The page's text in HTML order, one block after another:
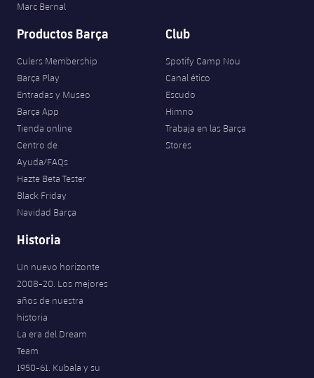
Clasificaciones
Jugadores
Fotos
Historia
Palmarés
Jugadores
Clasificaciones
Junior
Infantil
Alevín
Atletismo
plusicon
más
Actualidad
Masculino
Femenino
Agenda
Baloncesto en silla de ruedas
plusicon
más
Actualidad
Jugadores
Calendario
Resultados
Clasificaciones
Hockey sobre hielo
plusicon
más
Actualidad
Calendario
Hockey hierba
plusicon
más
Noticias
Hockey Hierba Masculino
Hockey Hierba Femenino
Patinaje artístico
plusicon
más
Actualidad
Plantilla
Escuela de Patinaje
Rugby
plusicon
plusicon
más
Noticias
Apúntate a las amateurs
plusicon
más
Marc Bernal
Productos Barça
Culers Membership
Barça Play
Entradas y Museo
Barça App
Tienda online
Centro de
Ayuda/FAQs
Hazte Beta Tester
Black Friday
Navidad Barça
Club
Spotify Camp Nou
Canal ético
Escudo
Himno
Trabaja en las Barça
Stores
Historia
Un nuevo horizonte
2008-20. Los mejores
años de nuestra
historia
La era del Dream
Team
1950-61. Kubala y su